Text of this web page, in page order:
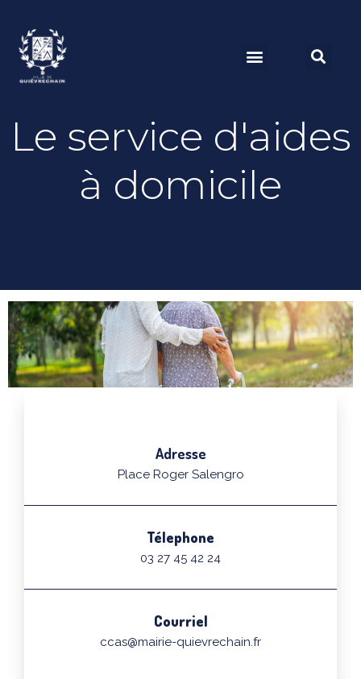
Le service d'aides
à domicile
Adresse
Place Roger Salengro
Télephone
03 27 45 42 24
Courriel
ccas@mairie-quievrechain.fr